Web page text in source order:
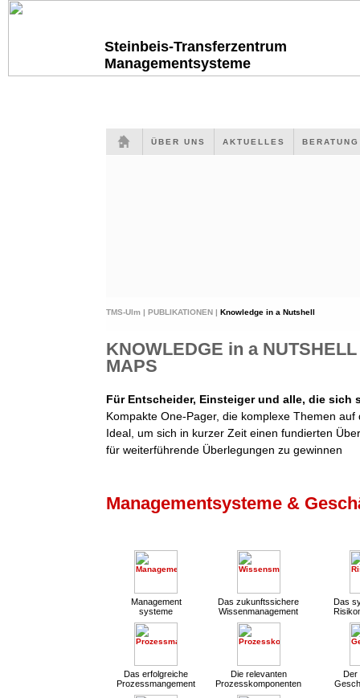
Steinbeis-Transferzentrum
Managementsysteme
ÜBER UNS AKTUELLES
TMS-Ulm | PUBLIKATIONEN | Knowledge in a Nutshell
KNOWLEDGE in a
MAPS
Für Entscheider, Einsteiger und alle, die sich
Kompakte One-Pager, die komplexe Themen
Ideal, um sich in kurzer Zeit einen fundierten
für weiterführende Überlegungen zu gewinnen
Managementsysteme &
Management
systeme
Das zukunftssichere
Wissenmanagement
Das
Das erfolgreiche
Prozessmangement
Die relevanten
Prozesskomponenten
Der